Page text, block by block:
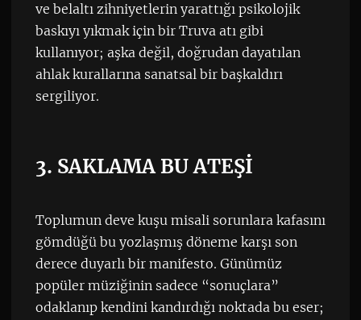
ve belaltı zihniyetlerin yarattığı psikolojik
baskıyı yıkmak için bir Truva atı gibi
kullanıyor; aşka değil, doğrudan dayatılan
ahlak kurallarına sanatsal bir başkaldırı
sergiliyor.
3. SAKLAMA BU ATEŞİ
Toplumun deve kuşu misali sorunlara kafasını
gömdüğü bu yozlaşmış döneme karşı son
derece duyarlı bir manifesto. Günümüz
popüler müziğinin sadece “sonuçlara”
odaklanıp kendini kandırdığı noktada bu eser;